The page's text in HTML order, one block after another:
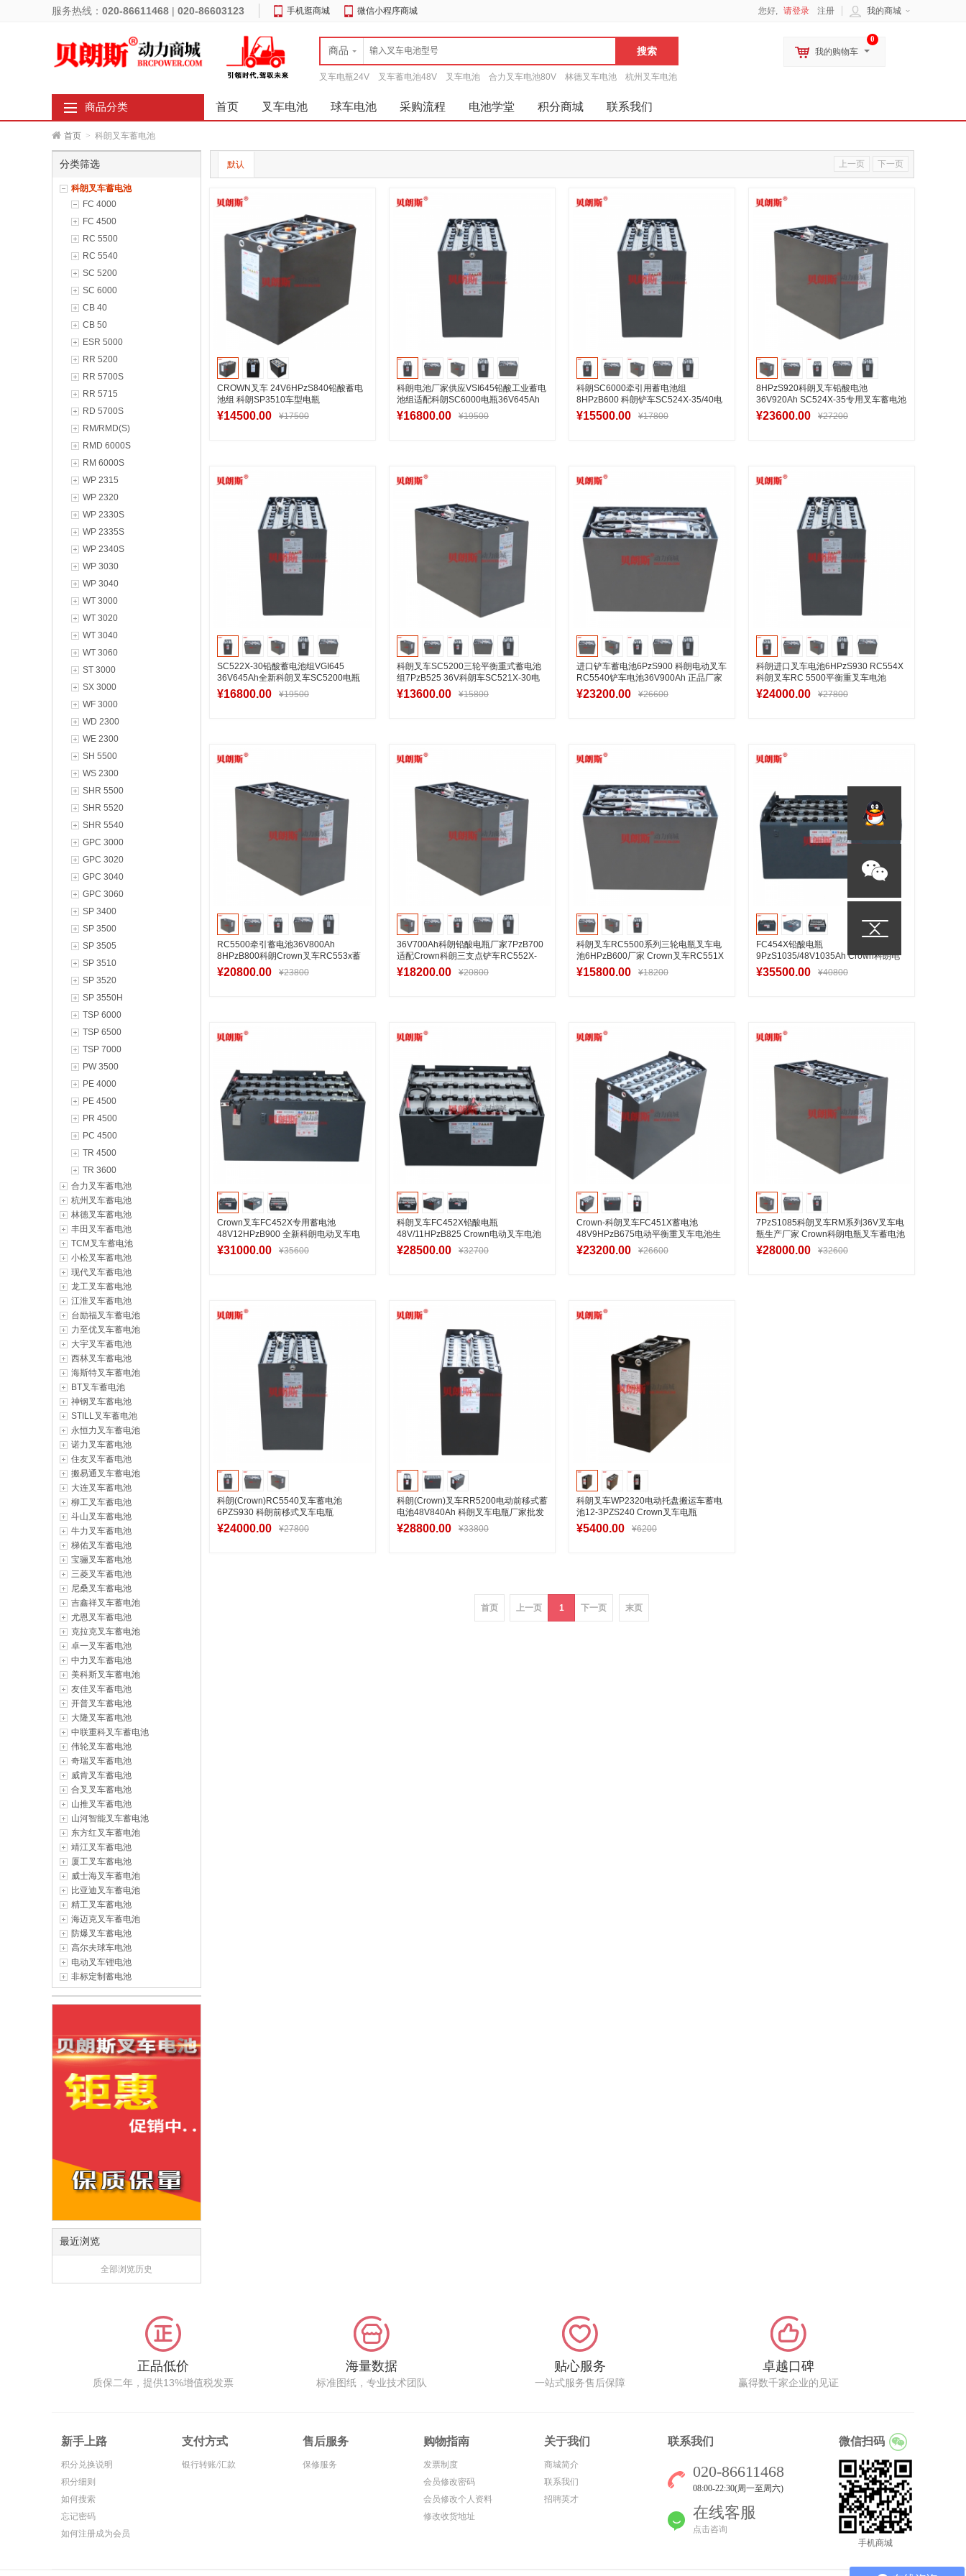
服务热线： 020-86611468 | 020-86603123 手机逛商城 微信小程序商城 我的商城
您好, 请登录 注册
商品
叉车电瓶24V 叉车蓄电池48V 叉车电池 合力叉车电池80V 林德叉车电池 杭州叉车电池
0
我的购物车
商品分类 首页 叉车电池 球车电池 采购流程 电池学堂 积分商城 联系我们
首页 > 科朗叉车蓄电池
分类筛选
科朗叉车蓄电池
FC 4000
FC 4500
RC 5500
RC 5540
SC 5200
SC 6000
CB 40
CB 50
ESR 5000
RR 5200
RR 5700S
RR 5715
RD 5700S
RM/RMD(S)
RMD 6000S
RM 6000S
WP 2315
WP 2320
WP 2330S
WP 2335S
WP 2340S
WP 3030
WP 3040
WT 3000
WT 3020
WT 3040
WT 3060
ST 3000
SX 3000
WF 3000
WD 2300
WE 2300
SH 5500
WS 2300
SHR 5500
SHR 5520
SHR 5540
GPC 3000
GPC 3020
GPC 3040
GPC 3060
SP 3400
SP 3500
SP 3505
SP 3510
SP 3520
SP 3550H
TSP 6000
TSP 6500
TSP 7000
PW 3500
PE 4000
PE 4500
PR 4500
PC 4500
TR 4500
TR 3600
合力叉车蓄电池
杭州叉车蓄电池
林德叉车蓄电池
丰田叉车蓄电池
TCM叉车蓄电池
小松叉车蓄电池
现代叉车蓄电池
龙工叉车蓄电池
江淮叉车蓄电池
台励福叉车蓄电池
力至优叉车蓄电池
大宇叉车蓄电池
西林叉车蓄电池
海斯特叉车蓄电池
BT叉车蓄电池
神钢叉车蓄电池
STILL叉车蓄电池
永恒力叉车蓄电池
诺力叉车蓄电池
住友叉车蓄电池
搬易通叉车蓄电池
大连叉车蓄电池
柳工叉车蓄电池
斗山叉车蓄电池
牛力叉车蓄电池
梯佑叉车蓄电池
宝骊叉车蓄电池
三菱叉车蓄电池
尼桑叉车蓄电池
吉鑫祥叉车蓄电池
尤恩叉车蓄电池
克拉克叉车蓄电池
卓一叉车蓄电池
中力叉车蓄电池
美科斯叉车蓄电池
友佳叉车蓄电池
开普叉车蓄电池
大隆叉车蓄电池
中联重科叉车蓄电池
伟轮叉车蓄电池
奇瑞叉车蓄电池
威肯叉车蓄电池
合叉叉车蓄电池
山推叉车蓄电池
山河智能叉车蓄电池
东方红叉车蓄电池
靖江叉车蓄电池
厦工叉车蓄电池
威士海叉车蓄电池
比亚迪叉车蓄电池
精工叉车蓄电池
海迈克叉车蓄电池
防爆叉车蓄电池
高尔夫球车电池
电动叉车锂电池
非标定制蓄电池
最近浏览
全部浏览历史
上一页 下一页
默认
CROWN叉车 24V6HPzS840铅酸蓄电
池组 科朗SP3510车型电瓶
¥14500.00 ¥17500
科朗电池厂家供应VSI645铅酸工业蓄电
池组适配科朗SC6000电瓶36V645Ah
¥16800.00 ¥19500
科朗SC6000牵引用蓄电池组
8HPzB600 科朗铲车SC524X-35/40电
池36V600Ah
¥15500.00 ¥17800
8HPzS920科朗叉车铅酸电池
36V920Ah SC524X-35专用叉车蓄电池
厂家直销
¥23600.00 ¥27200
SC522X-30铅酸蓄电池组VGI645
36V645Ah全新科朗叉车SC5200电瓶
厂商
¥16800.00 ¥19500
科朗叉车SC5200三轮平衡重式蓄电池
组7PzB525 36V科朗车SC521X-30电
瓶525Ah
¥13600.00 ¥15800
进口铲车蓄电池6PzS900 科朗电动叉车
RC5540铲车电池36V900Ah 正品厂家
¥23200.00 ¥26600
科朗进口叉车电池6HPzS930 RC554X
科朗叉车RC 5500平衡重叉车电池
36V930Ah
¥24000.00 ¥27800
RC5500牵引蓄电池36V800Ah
8HPzB800科朗Crown叉车RC553x蓄
电池配置表
¥20800.00 ¥23800
36V700Ah科朗铅酸电瓶厂家7PzB700
适配Crown科朗三支点铲车RC552X-
Cbox电池
¥18200.00 ¥20800
科朗叉车RC5500系列三轮电瓶叉车电
池6HPzB600厂家 Crown叉车RC551X
电瓶安装参数
¥15800.00 ¥18200
FC454X铅酸电瓶
9PzS1035/48V1035Ah Crown科朗电
动平衡重四轮叉车电瓶批发
¥35500.00 ¥40800
Crown叉车FC452X专用蓄电池
48V12HPzB900 全新科朗电动叉车电
池厂家直销
¥31000.00 ¥35600
科朗叉车FC452X铅酸电瓶
48V/11HPzB825 Crown电动叉车电池
定制工厂
¥28500.00 ¥32700
Crown-科朗叉车FC451X蓄电池
48V9HPzB675电动平衡重叉车电池生
产厂家
¥23200.00 ¥26600
7PzS1085科朗叉车RM系列36V叉车电
瓶生产厂家 Crown科朗电瓶叉车蓄电池
批发包邮
¥28000.00 ¥32600
科朗(Crown)RC5540叉车蓄电池
6PZS930 科朗前移式叉车电瓶
36V930Ah直销
¥24000.00 ¥27800
科朗(Crown)叉车RR5200电动前移式蓄
电池48V840Ah 科朗叉车电瓶厂家批发
¥28800.00 ¥33800
科朗叉车WP2320电动托盘搬运车蓄电
池12-3PZS240 Crown叉车电瓶
24V240Ah
¥5400.00 ¥6200
首页 上一页 1 下一页 末页
正品低价
质保二年，提供13%增值税发票
海量数据
标准图纸，专业技术团队
贴心服务
一站式服务售后保障
卓越口碑
赢得数千家企业的见证
新手上路
积分兑换说明
积分细则
如何搜索
忘记密码
如何注册成为会员
支付方式
银行转账/汇款
售后服务
保修服务
购物指南
发票制度
会员修改密码
会员修改个人资料
修改收货地址
关于我们
商城简介
联系我们
招聘英才
联系我们
020-86611468
08:00-22:30(周一至周六)
在线客服
点击咨询
微信扫码
手机商城